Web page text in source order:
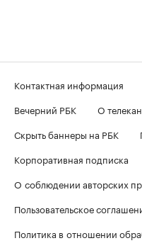
Контактная информация
Вечерний РБК
О
Скрыть баннеры на РБК
Корпоративная подписка
О соблюдении авторских
Пользовательское
Политика в отношении